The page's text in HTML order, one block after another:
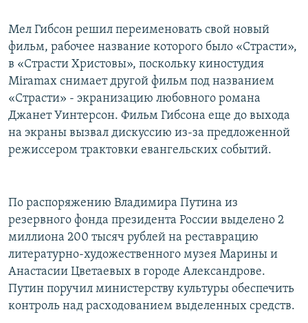
Мел Гибсон решил переименовать свой новый
фильм, рабочее название которого было «Страсти»,
в «Страсти Христовы», поскольку киностудия
Miramax снимает другой фильм под названием
«Страсти» - экранизацию любовного романа
Джанет Уинтерсон. Фильм Гибсона еще до выхода
на экраны вызвал дискуссию из-за предложенной
режиссером трактовки евангельских событий.
По распоряжению Владимира Путина из
резервного фонда президента России выделено 2
миллиона 200 тысяч рублей на реставрацию
литературно-художественного музея Марины и
Анастасии Цветаевых в городе Александрове.
Путин поручил министерству культуры обеспечить
контроль над расходованием выделенных средств.